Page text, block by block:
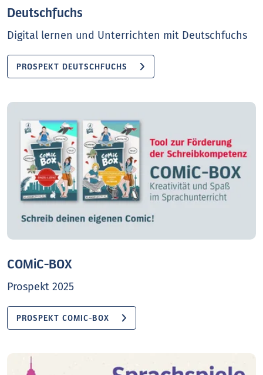
Deutschfuchs
Digital lernen und Unterrichten mit Deutschfuchs
PROSPEKT DEUTSCHFUCHS
COMiC-BOX
Prospekt 2025
PROSPEKT COMIC-BOX